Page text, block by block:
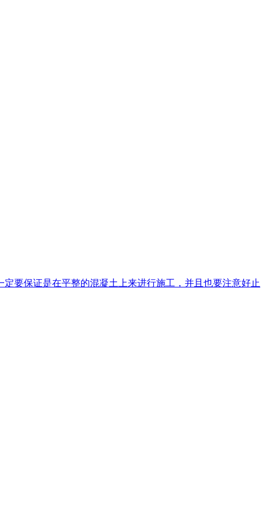
要保证是在平整的混凝土上来进行施工，并且也要注意好止